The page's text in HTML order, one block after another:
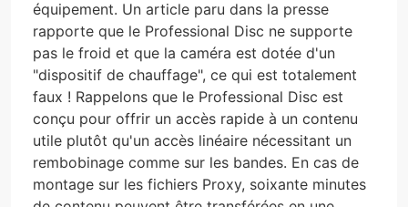
équipement. Un article paru dans la presse
rapporte que le Professional Disc ne supporte
pas le froid et que la caméra est dotée d'un
"dispositif de chauffage", ce qui est totalement
faux ! Rappelons que le Professional Disc est
conçu pour offrir un accès rapide à un contenu
utile plutôt qu'un accès linéaire nécessitant un
rembobinage comme sur les bandes. En cas de
montage sur les fichiers Proxy, soixante minutes